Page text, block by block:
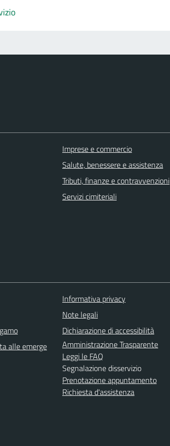
Imprese e commercio
Salute, benessere e assistenza
Tributi, finanze e contravvenzioni
Servizi cimiteriali
alle emerge
Informativa privacy
Note legali
Dichiarazione di accessibilità
Amministrazione Trasparente
Leggi le FAQ
Segnalazione disservizio
Prenotazione appuntamento
Richiesta d'assistenza